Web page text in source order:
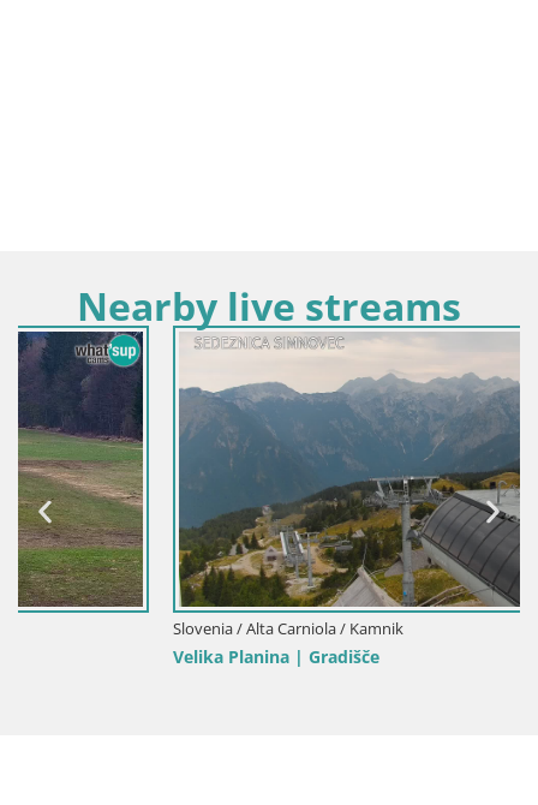
Nearby live streams
Slovenia / Alta Carniola / Kamnik
Velika Planina | Gradišče